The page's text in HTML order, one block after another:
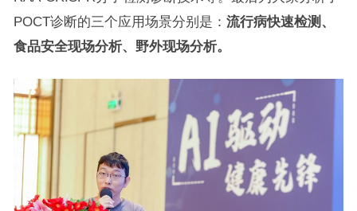
POCT诊断的三个应用场景分别是： 流行病快速检测、
食品安全现场分析、野外现场分析。